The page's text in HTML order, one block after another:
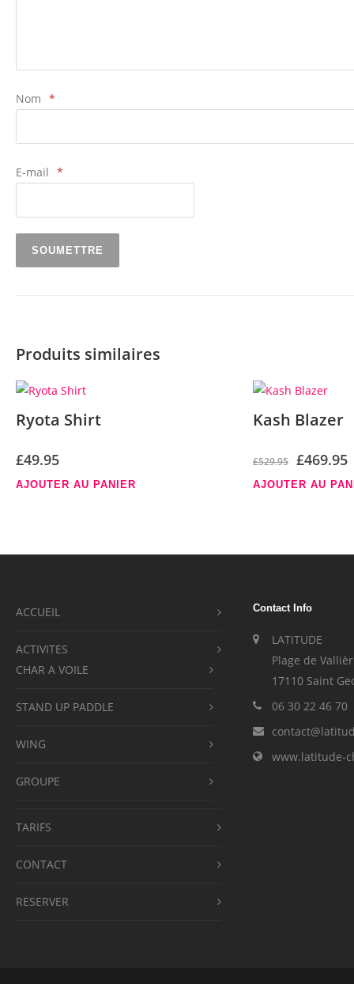
Nom *
E-mail *
Produits similaires
Ryota Shirt
£49.95
AJOUTER AU PANIER
Kash Blazer
£529.95 Le
prix
£469.95
AJOUTER AU
ACCUEIL
ACTIVITES
CHAR A VOILE
STAND UP PADDLE
WING
GROUPE
TARIFS
CONTACT
RESERVER
Contact Info
LATITUDE
Plage de
17110 Saint
06 30 22 46 70
www.latitude-